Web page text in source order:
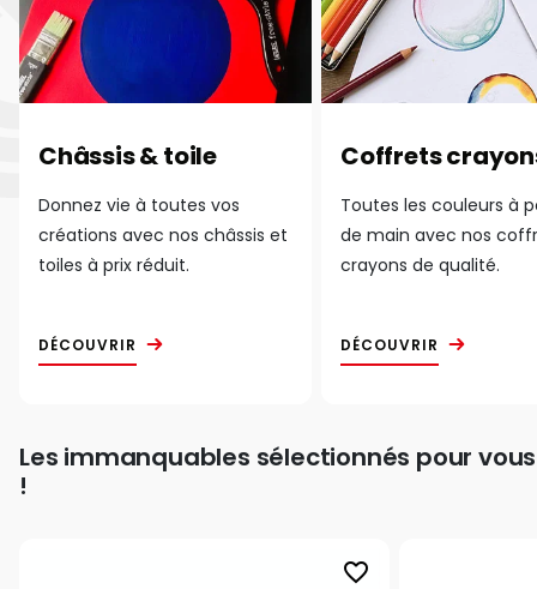
Châssis & toile
Donnez vie à toutes vos
créations avec nos châssis et
toiles à prix réduit.
DÉCOUVRIR
Coffrets
Toutes les couleurs à
de main avec nos
crayons de qualité.
DÉCOUVRIR
Les immanquables sélectionnés pour vous
!
favorite_border